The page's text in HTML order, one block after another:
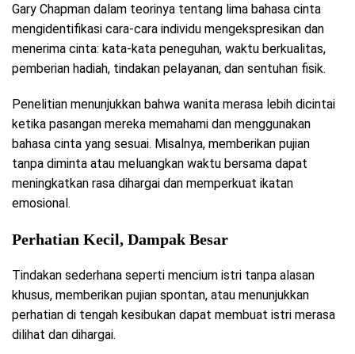
Gary Chapman dalam teorinya tentang lima bahasa cinta
mengidentifikasi cara-cara individu mengekspresikan dan
menerima cinta: kata-kata peneguhan, waktu berkualitas,
pemberian hadiah, tindakan pelayanan, dan sentuhan fisik.
Penelitian menunjukkan bahwa wanita merasa lebih dicintai
ketika pasangan mereka memahami dan menggunakan
bahasa cinta yang sesuai. Misalnya, memberikan pujian
tanpa diminta atau meluangkan waktu bersama dapat
meningkatkan rasa dihargai dan memperkuat ikatan
emosional.
Perhatian Kecil, Dampak Besar
Tindakan sederhana seperti mencium istri tanpa alasan
khusus, memberikan pujian spontan, atau menunjukkan
perhatian di tengah kesibukan dapat membuat istri merasa
dilihat dan dihargai.